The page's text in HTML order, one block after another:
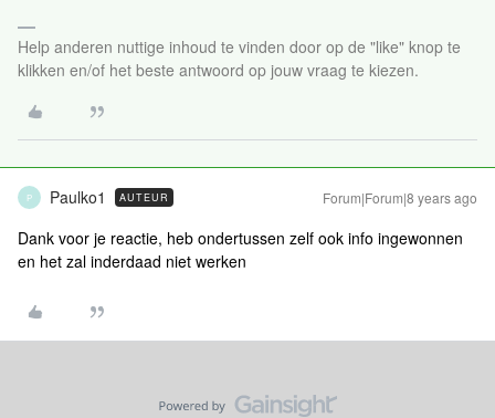
Help anderen nuttige inhoud te vinden door op de "like" knop te
klikken en/of het beste antwoord op jouw vraag te kiezen.
P Paulko1 AUTEUR Forum|Forum|8 years ago
Dank voor je reactie, heb ondertussen zelf ook info ingewonnen
en het zal inderdaad niet werken